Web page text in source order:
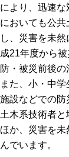
により、迅速
においても公共
し、災害を未
成21年度から
防・被災前後の
また、小・中
施設などでの防
土木系技術者と
ほか、災害を
んでいます。